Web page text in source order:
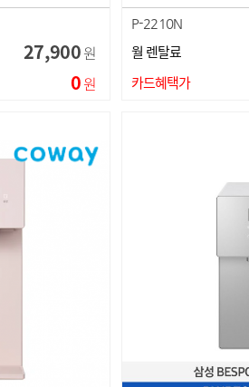
27,900원
0원
P-2210N
월 렌탈료
카드혜택가